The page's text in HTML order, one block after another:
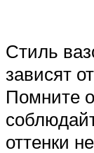
Стиль
зависят
Помните
оттенки